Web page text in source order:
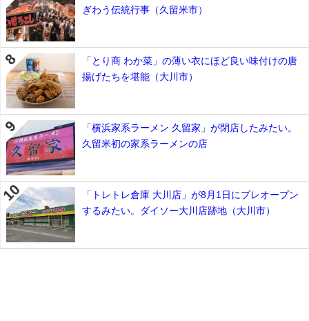
ぎわう伝統行事（久留米市）
「とり商 わか菜」の薄い衣にほど良い味付けの唐
揚げたちを堪能（大川市）
「横浜家系ラーメン 久留家」が閉店したみたい。
久留米初の家系ラーメンの店
「トレトレ倉庫 大川店」が8月1日にプレオープン
するみたい。ダイソー大川店跡地（大川市）